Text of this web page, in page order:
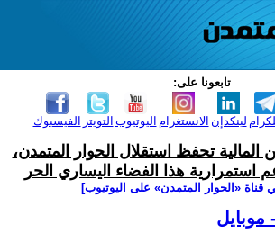
تابعونا على:
الفيسبوك التويتر اليوتيوب الانستغرام لينكدإن
المالية تحفظ استقلال الحوار المتمدن،
استمرارية هذا الفضاء اليساري الحر
قناة ‫«الحوار المتمدن» على اليوتيوب]
موبايل